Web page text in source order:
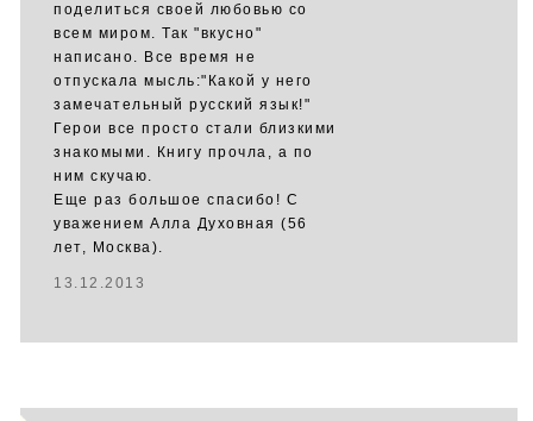
поделиться своей любовью со
всем миром. Так "вкусно"
написано. Все время не
отпускала мысль:"Какой у него
замечательный русский язык!"
Герои все просто стали близкими
знакомыми. Книгу прочла, а по
ним скучаю.
Еще раз большое спасибо! С
уважением Алла Духовная (56
лет, Москва).
13.12.2013